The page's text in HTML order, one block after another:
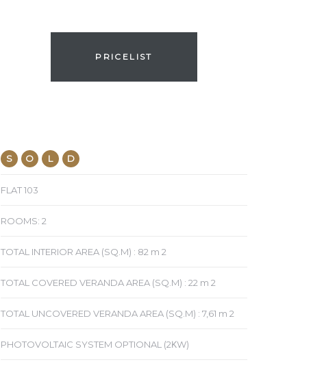
PRICELIST
S O L D
FLAT 103
ROOMS: 2
TOTAL INTERIOR AREA (SQ.M) : 82 m 2
TOTAL COVERED VERANDA AREA (SQ.M) : 22 m 2
TOTAL UNCOVERED VERANDA AREA (SQ.M) : 7,61 m 2
PHOTOVOLTAIC SYSTEM OPTIONAL (2ΚW)